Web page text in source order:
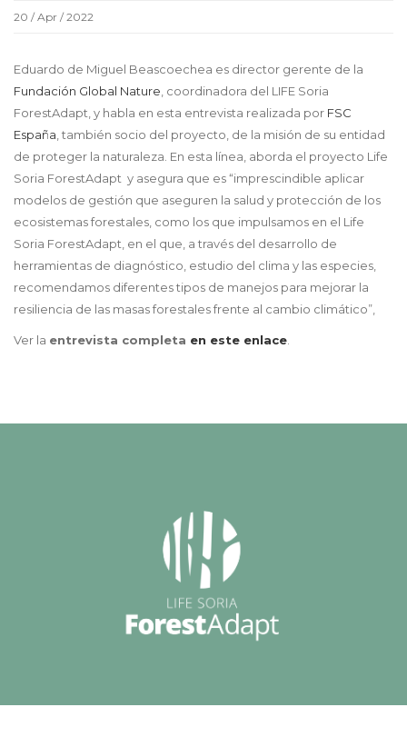
20 / Apr / 2022
Eduardo de Miguel Beascoechea es director gerente de la
Fundación Global Nature, coordinadora del LIFE Soria
ForestAdapt, y habla en esta entrevista realizada por FSC
España, también socio del proyecto, de la misión de su entidad
de proteger la naturaleza. En esta línea, aborda el proyecto Life
Soria ForestAdapt y asegura que es “imprescindible aplicar
modelos de gestión que aseguren la salud y protección de los
ecosistemas forestales, como los que impulsamos en el Life
Soria ForestAdapt, en el que, a través del desarrollo de
herramientas de diagnóstico, estudio del clima y las especies,
recomendamos diferentes tipos de manejos para mejorar la
resiliencia de las masas forestales frente al cambio climático”,
Ver la entrevista completa en este enlace.